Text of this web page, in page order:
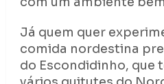
Já quem quer
comida nordestina
do Escondidinho, que